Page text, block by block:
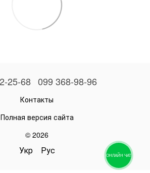
25-68 099 368-98-96
Контакты
Полная версия сайта
© 2026
Укр Рус ОНЛАЙН ЧАТ